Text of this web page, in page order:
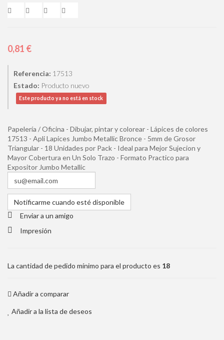
0,81 €
Referencia: 17513
Estado: Producto nuevo
Este producto ya no está en stock
Papelería / Oficina - Dibujar, pintar y colorear - Lápices de colores
17513 - Apli Lapices Jumbo Metallic Bronce - 5mm de Grosor
Triangular - 18 Unidades por Pack - Ideal para Mejor Sujecion y
Mayor Cobertura en Un Solo Trazo - Formato Practico para
Expositor Jumbo Metallic
Notificarme cuando esté disponible
Enviar a un amigo
Impresión
La cantidad de pedido mínimo para el producto es 18
Añadir a comparar
Añadir a la lista de deseos